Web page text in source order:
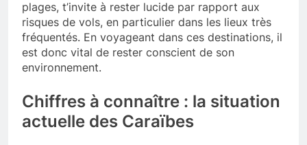
plages, t’invite à rester lucide par rapport aux
risques de vols, en particulier dans les lieux très
fréquentés. En voyageant dans ces destinations, il
est donc vital de rester conscient de son
environnement.
Chiffres à connaître : la situation
actuelle des Caraïbes